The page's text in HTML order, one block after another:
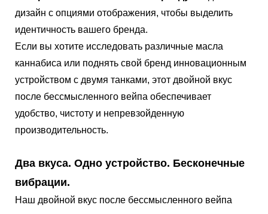
дизайн с опциями отображения, чтобы выделить
идентичность вашего бренда.
Если вы хотите исследовать различные масла
каннабиса или поднять свой бренд инновационным
устройством с двумя танками, этот двойной вкус
после бессмысленного вейпа обеспечивает
удобство, чистоту и непревзойденную
производительность.
Два вкуса. Одно устройство. Бесконечные
вибрации.
Наш двойной вкус после бессмысленного вейпа